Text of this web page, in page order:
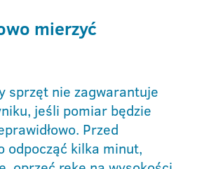
mierzyć
sprzęt nie zagwarantuje
jeśli pomiar będzie
Przed
odpocząć kilka minut,